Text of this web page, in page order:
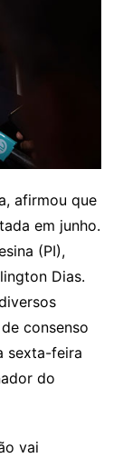
afirmou que
em junho.
(PI),
Dias.
consenso
sexta-feira
do
vai